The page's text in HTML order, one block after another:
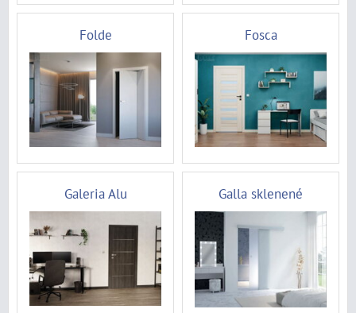
Folde Fosca
Galeria Alu Galla sklenené